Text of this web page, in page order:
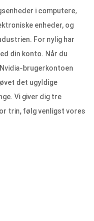
i computere,
enheder, og
For nylig har
din konto. Når du
brugerkontoen
det ugyldige
Vi giver dig tre
trin, følg venligst vores